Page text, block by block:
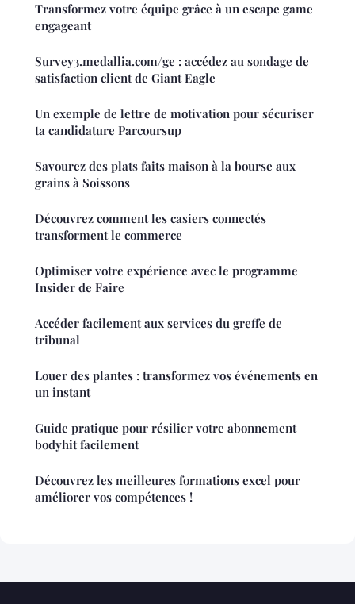
Transformez votre équipe grâce à un escape game
engageant
Survey3.medallia.com/ge : accédez au sondage de
satisfaction client de Giant Eagle
Un exemple de lettre de motivation pour sécuriser
ta candidature Parcoursup
Savourez des plats faits maison à la bourse aux
grains à Soissons
Découvrez comment les casiers connectés
transforment le commerce
Optimiser votre expérience avec le programme
Insider de Faire
Accéder facilement aux services du greffe de
tribunal
Louer des plantes : transformez vos événements en
un instant
Guide pratique pour résilier votre abonnement
bodyhit facilement
Découvrez les meilleures formations excel pour
améliorer vos compétences !